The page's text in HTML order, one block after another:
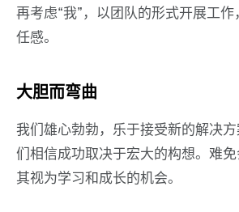
再考虑“我”，以团队的形式开展工
任感。
大胆而弯曲
我们雄心勃勃，乐于接受新的解决
们相信成功取决于宏大的构想。难
其视为学习和成长的机会。